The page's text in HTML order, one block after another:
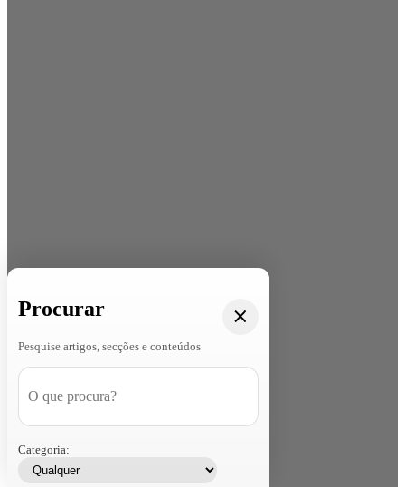
Procurar
Pesquise artigos, secções e conteúdos
Categoria: